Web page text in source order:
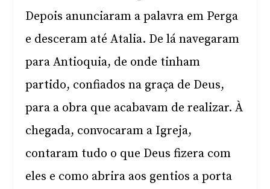
Depois anunciaram a palavra em Perga
e desceram até Atalia. De lá navegaram
para Antioquia, de onde tinham
partido, confiados na graça de Deus,
para a obra que acabavam de realizar. À
chegada, convocaram a Igreja,
contaram tudo o que Deus fizera com
eles e como abrira aos gentios a porta